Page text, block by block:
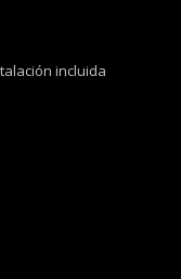
incluida